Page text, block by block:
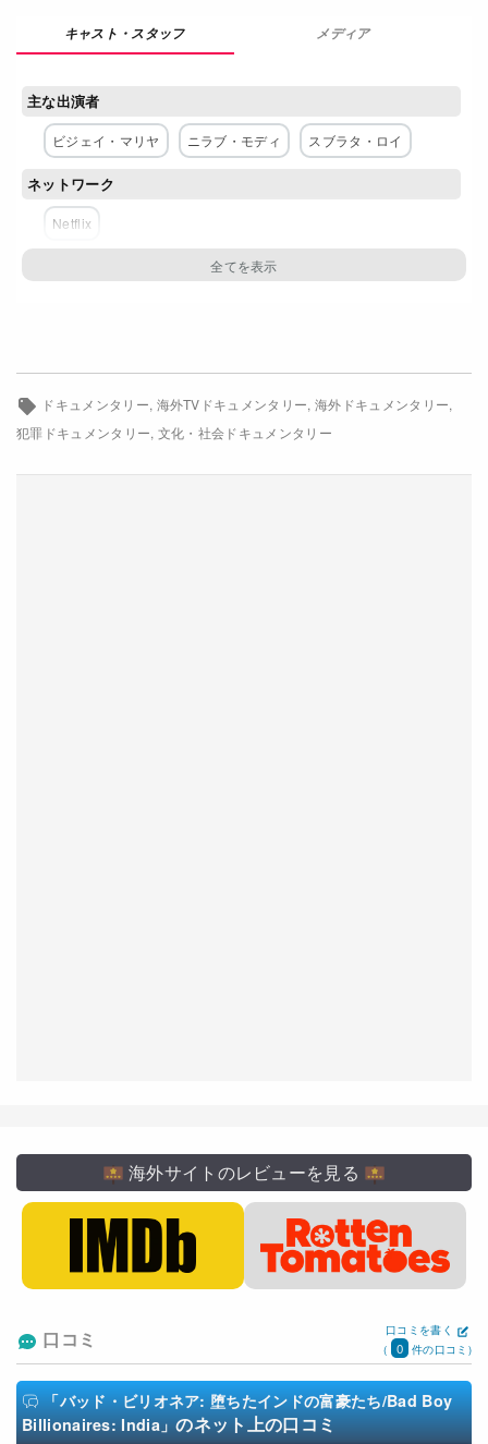
メディア
主な出演者
ビジェイ・マリヤ ニラブ・モディ スブラタ・ロイ
ネットワーク
Netflix
ドキュメンタリー 海外TVドキュメンタリー 海外ドキュメンタリー
犯罪ドキュメンタリー 文化・社会ドキュメンタリー
海外サイトのレビューを見る
口コミ
口コミを書く
(
0 件の口コミ)
「バッド・ビリオネア: 堕ちたインドの富豪たち/Bad Boy
Billionaires: India」のネット上の口コミ